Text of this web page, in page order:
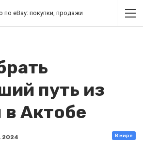
eBay: покупки, продажи
путь из
Актобе
В мире
2024